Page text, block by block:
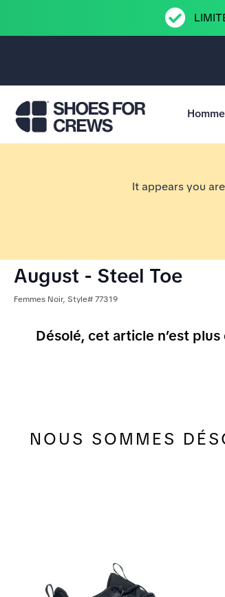
Aller à la page d’accueil Shoes For Crews
It appears you
August - Steel Toe
Femmes Noir, Style# 77319
Désolé, cet article n’est
NOUS SOMMES